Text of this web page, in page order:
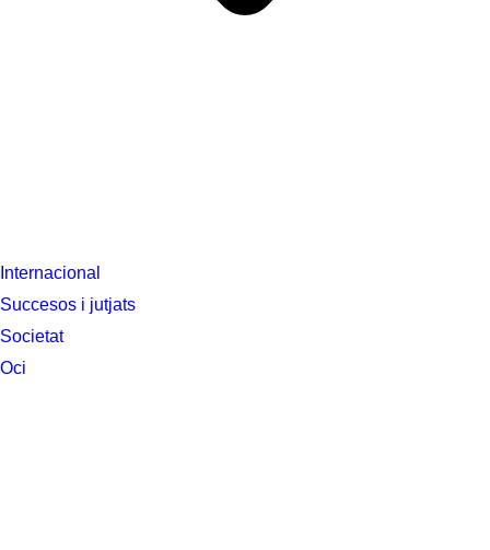
Internacional
Succesos i jutjats
Societat
Oci